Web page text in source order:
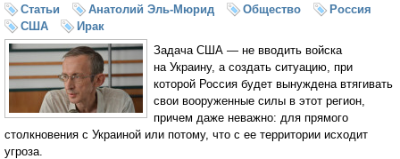
Статьи Анатолий Эль-Мюрид Общество
Россия
США
Ирак
Задача США — не вводить войска
на Украину, а создать ситуацию, при
которой Россия будет вынуждена втягивать
свои вооруженные силы в этот регион,
причем даже неважно: для прямого
столкновения с Украиной или потому, что с ее территории исходит
угроза.